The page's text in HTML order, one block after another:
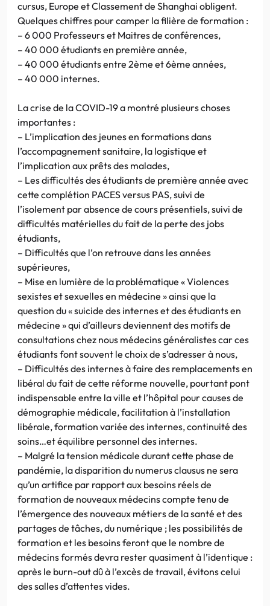
cursus, Europe et Classement de Shanghai obligent.
Quelques chiffres pour camper la filière de formation :
– 6 000 Professeurs et Maitres de conférences,
– 40 000 étudiants en première année,
– 40 000 étudiants entre 2ème et 6ème années,
– 40 000 internes.
La crise de la COVID-19 a montré plusieurs choses
importantes :
– L’implication des jeunes en formations dans
l’accompagnement sanitaire, la logistique et
l’implication aux prêts des malades,
– Les difficultés des étudiants de première année avec
cette complétion PACES versus PAS, suivi de
l’isolement par absence de cours présentiels, suivi de
difficultés matérielles du fait de la perte des jobs
étudiants,
– Difficultés que l’on retrouve dans les années
supérieures,
– Mise en lumière de la problématique « Violences
sexistes et sexuelles en médecine » ainsi que la
question du « suicide des internes et des étudiants en
médecine » qui d’ailleurs deviennent des motifs de
consultations chez nous médecins généralistes car ces
étudiants font souvent le choix de s’adresser à nous,
– Difficultés des internes à faire des remplacements en
libéral du fait de cette réforme nouvelle, pourtant pont
indispensable entre la ville et l’hôpital pour causes de
démographie médicale, facilitation à l’installation
libérale, formation variée des internes, continuité des
soins…et équilibre personnel des internes.
– Malgré la tension médicale durant cette phase de
pandémie, la disparition du numerus clausus ne sera
qu’un artifice par rapport aux besoins réels de
formation de nouveaux médecins compte tenu de
l’émergence des nouveaux métiers de la santé et des
partages de tâches, du numérique ; les possibilités de
formation et les besoins feront que le nombre de
médecins formés devra rester quasiment à l’identique :
après le burn-out dû à l’excès de travail, évitons celui
des salles d’attentes vides.